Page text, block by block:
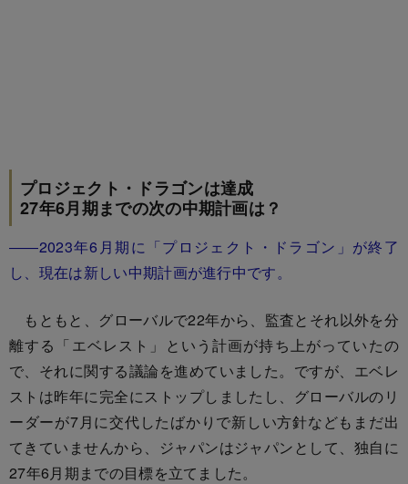
プロジェクト・ドラゴンは達成
27年6月期までの次の中期計画は？
――2023年6月期に「プロジェクト・ドラゴン」が終了
し、現在は新しい中期計画が進行中です。
もともと、グローバルで22年から、監査とそれ以外を分
離する「エベレスト」という計画が持ち上がっていたの
で、それに関する議論を進めていました。ですが、エベレ
ストは昨年に完全にストップしましたし、グローバルのリ
ーダーが7月に交代したばかりで新しい方針などもまだ出
てきていませんから、ジャパンはジャパンとして、独自に
27年6月期までの目標を立てました。